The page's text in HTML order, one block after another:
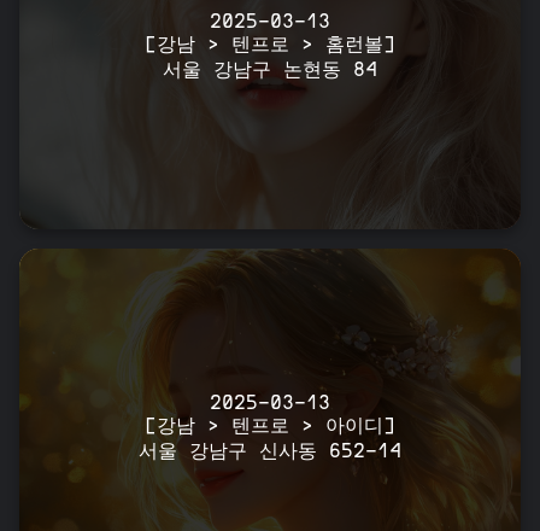
2025-03-13
[강남 > 텐프로 > 홈런볼]
서울 강남구 논현동 84
2025-03-13
[강남 > 텐프로 > 아이디]
서울 강남구 신사동 652-14